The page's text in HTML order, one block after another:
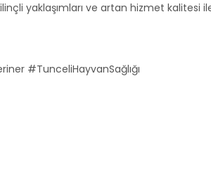
yaklaşımları ve artan hizmet kalitesi
#TunceliHayvanSağlığı